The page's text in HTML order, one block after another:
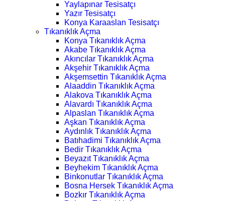
Yaylapınar Tesisatçı
Yazır Tesisatçı
Konya Karaaslan Tesisatçı
Tıkanıklık Açma
Konya Tıkanıklık Açma
Akabe Tıkanıklık Açma
Akıncılar Tıkanıklık Açma
Akşehir Tıkanıklık Açma
Akşemsettin Tıkanıklık Açma
Alaaddin Tıkanıklık Açma
Alakova Tıkanıklık Açma
Alavardı Tıkanıklık Açma
Alpaslan Tıkanıklık Açma
Aşkan Tıkanıklık Açma
Aydınlık Tıkanıklık Açma
Batıhadimi Tıkanıklık Açma
Bedir Tıkanıklık Açma
Beyazıt Tıkanıklık Açma
Beyhekim Tıkanıklık Açma
Binkonutlar Tıkanıklık Açma
Bosna Hersek Tıkanıklık Açma
Bozkır Tıkanıklık Açma